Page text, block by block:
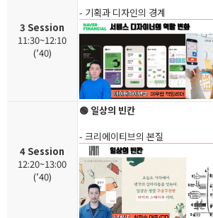
3 Session
11:30~12:10
(’40)
- 기획과 디자인의 경계
4 Session
12:20~13:00
(’40)
🟢 일상의 빈칸
- 크리에이티브의 본질